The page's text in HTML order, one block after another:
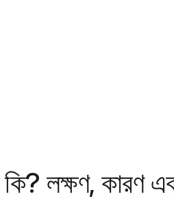
লক্ষণ, কারণ